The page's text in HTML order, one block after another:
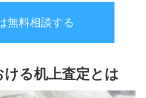
無料相談する
る机上査定とは